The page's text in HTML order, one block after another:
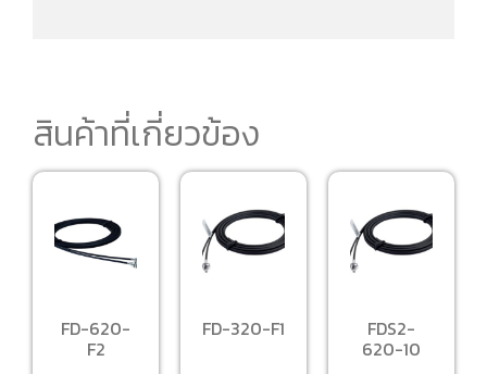
สินค้าที่เกี่ยวข้อง
FD-620-
F2
FD-320-F1 FDS2-
620-10